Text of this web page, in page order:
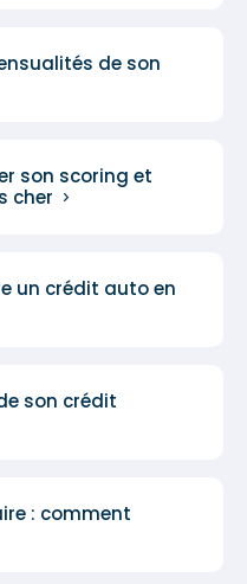
de son
son scoring et
cher
un crédit auto en
son crédit
: comment